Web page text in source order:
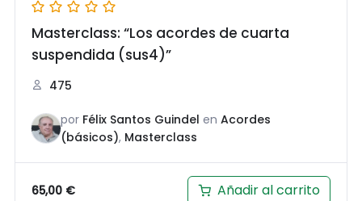
Masterclass: “Los acordes de cuarta
suspendida (sus4)”
475
por Félix Santos Guindel en Acordes
(básicos), Masterclass
65,00 € Añadir al carrito